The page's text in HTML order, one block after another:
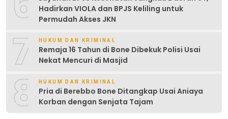
Hadirkan VIOLA dan BPJS Keliling untuk
Permudah Akses JKN
7 HUKUM DAN KRIMINAL
Remaja 16 Tahun di Bone Dibekuk Polisi Usai
Nekat Mencuri di Masjid
8 HUKUM DAN KRIMINAL
Pria di Berebbo Bone Ditangkap Usai Aniaya
Korban dengan Senjata Tajam